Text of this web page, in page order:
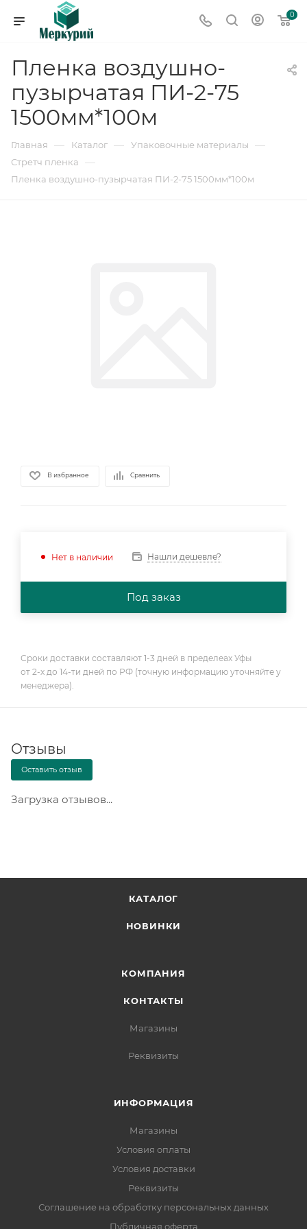
0
Пленка воздушно-
пузырчатая ПИ-2-75
1500мм*100м
Главная — Каталог — Упаковочные материалы —
Стретч пленка —
Пленка воздушно-пузырчатая ПИ-2-75 1500мм*100м
В избранное Сравнить
Нет в наличии Нашли дешевле?
Под заказ
Сроки доставки составляют 1-3 дней в пределеах Уфы
от 2-х до 14-ти дней по РФ (точную информацию уточняйте у
менеджера).
Отзывы
Оставить отзыв
Загрузка отзывов...
КАТАЛОГ
НОВИНКИ
КОМПАНИЯ
КОНТАКТЫ
Магазины
Реквизиты
ИНФОРМАЦИЯ
Магазины
Условия оплаты
Условия доставки
Реквизиты
Соглашение на обработку персональных данных
Публичная оферта